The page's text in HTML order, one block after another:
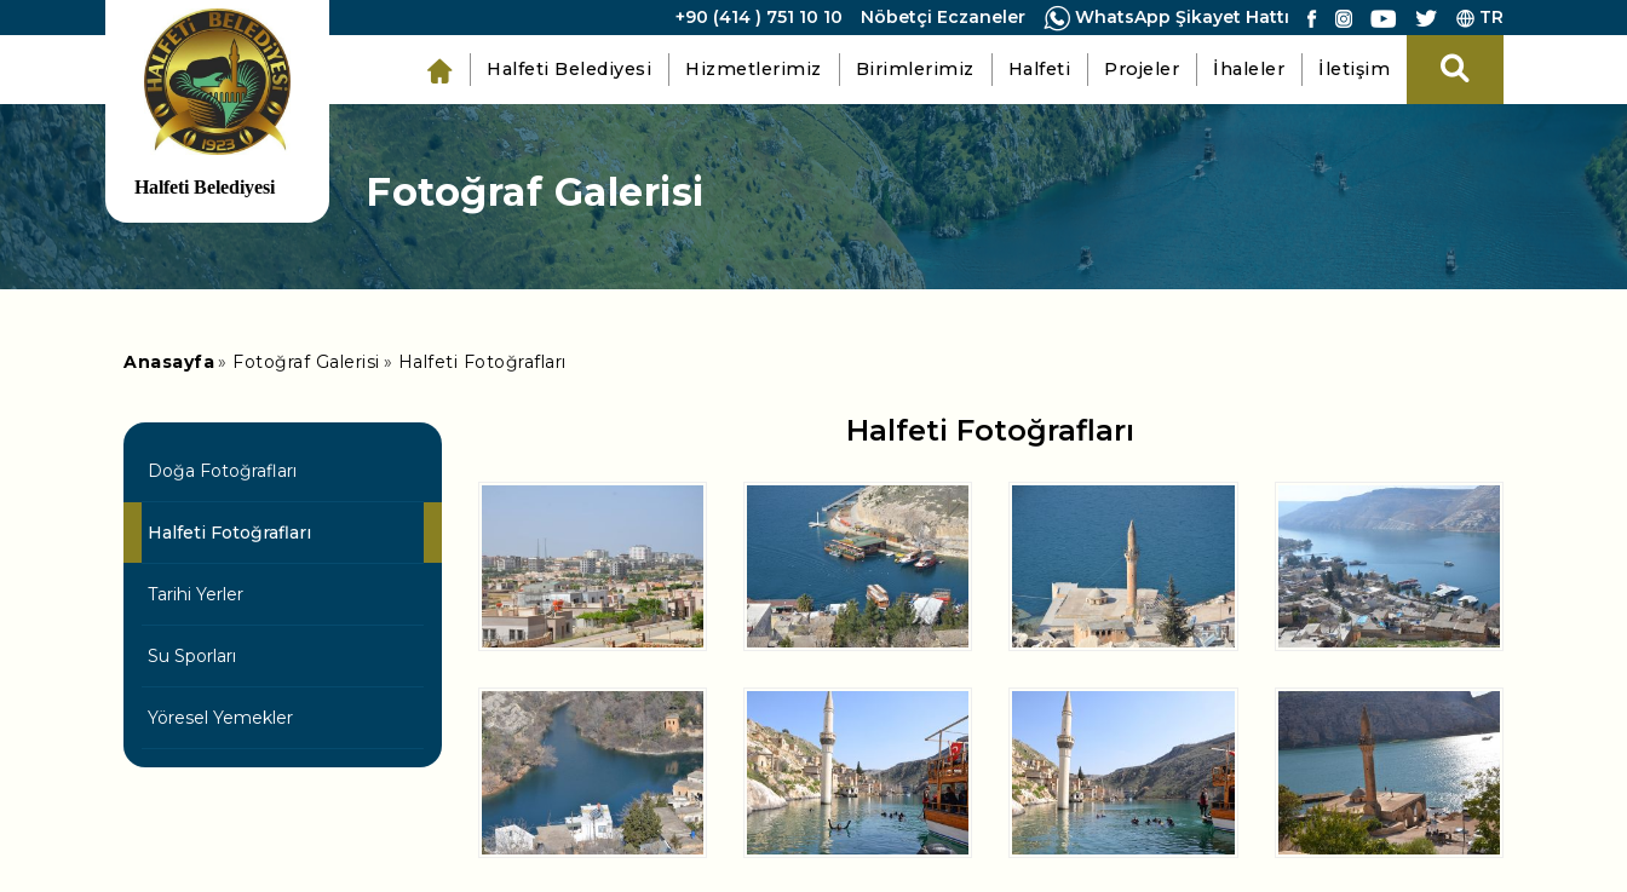
+90 (414 ) 751 10 10 Nöbetçi Eczaneler WhatsApp Şikayet Hattı TR
Halfeti Belediyesi Hizmetlerimiz Birimlerimiz Halfeti Projeler İhaleler İletişim
Fotoğraf Galerisi
Anasayfa Fotoğraf Galerisi Halfeti Fotoğrafları
Doğa Fotoğrafları
Halfeti Fotoğrafları
Tarihi Yerler
Su Sporları
Yöresel Yemekler
Halfeti Fotoğrafları